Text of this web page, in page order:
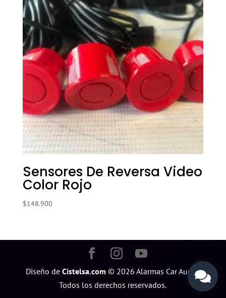
Sensores De Reversa Video
Color Rojo
$148.900
Diseño de Cistelsa.com © 2026 Alarmas Car Audio.
Todos los derechos reservados.